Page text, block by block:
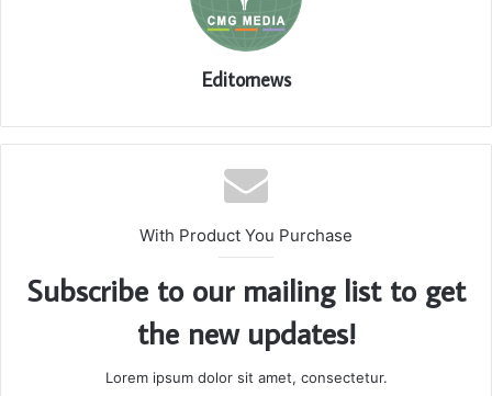
Editornews
With Product You Purchase
Subscribe to our mailing list to get
the new updates!
Lorem ipsum dolor sit amet, consectetur.